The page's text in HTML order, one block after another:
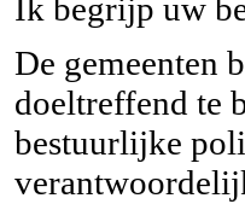
Ik begrijp uw
De gemeenten
doeltreffend te
bestuurlijke